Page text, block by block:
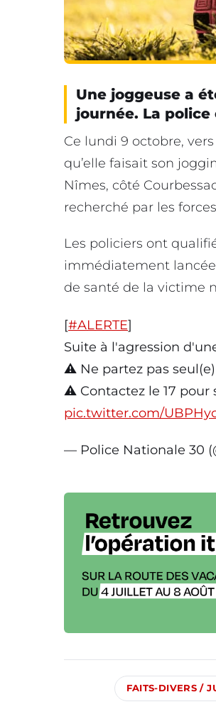
Une joggeuse a
journée. La police
Ce lundi 9 octobre,
qu’elle faisait son
Nîmes, côté
recherché par les
Les policiers ont
immédiatement lancée
de santé de la victime
[#ALERTE]
Suite à l'agression
⚠️ Ne partez pas
⚠️ Contactez le 17
pic.twitter.com/
— Police Nationale 30
FAITS-DIVERS /